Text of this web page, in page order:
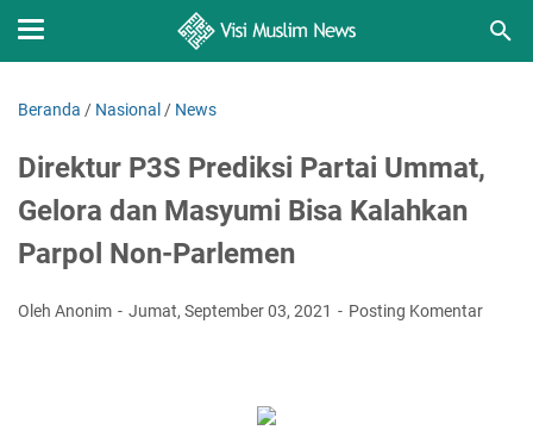
Beranda / Nasional / News
Direktur P3S Prediksi Partai Ummat,
Gelora dan Masyumi Bisa Kalahkan
Parpol Non-Parlemen
Oleh Anonim Jumat, September 03, 2021 Posting Komentar